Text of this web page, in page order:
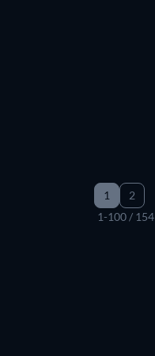
1
2
1-100 / 154